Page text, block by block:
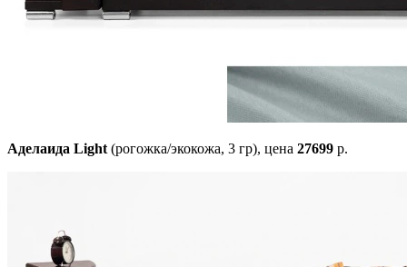
Аделаида Light(рогожка/экокожа, 3 гр), цена 27699 р.